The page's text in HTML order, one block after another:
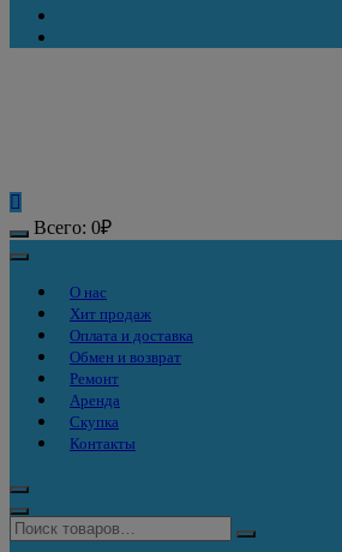
Всего: 0₽
О нас
Хит продаж
Оплата и доставка
Обмен и возврат
Ремонт
Аренда
Скупка
Контакты